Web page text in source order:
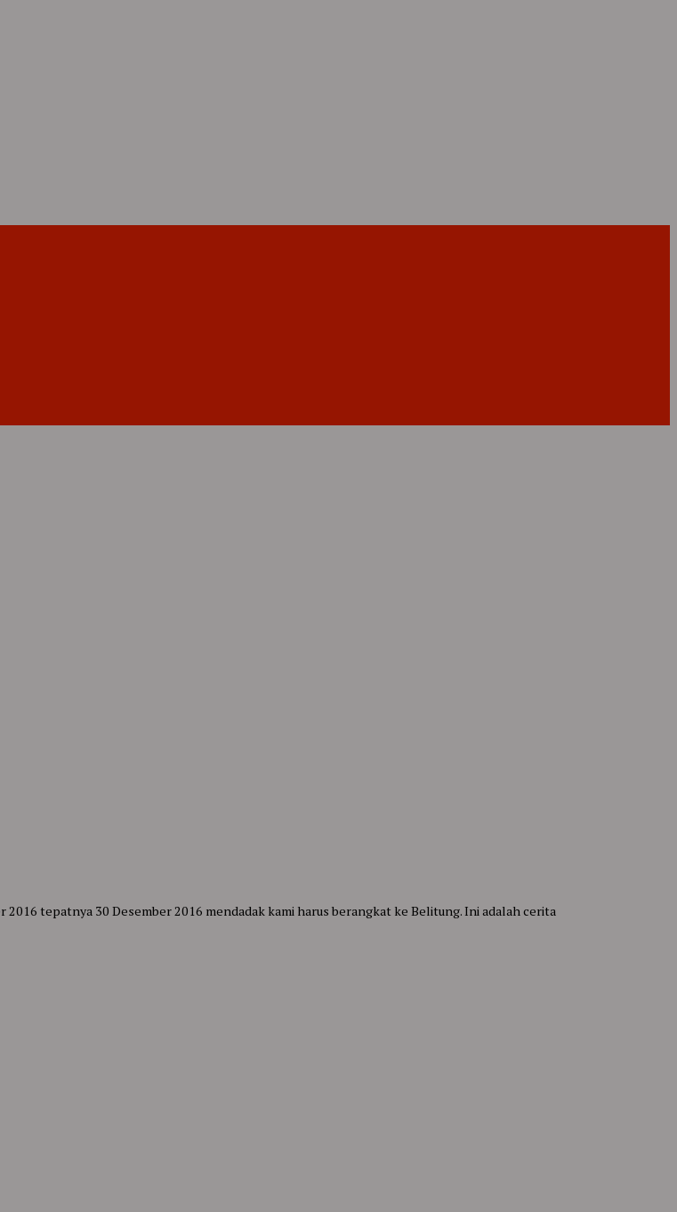
tepatnya 30 Desember 2016 mendadak kami harus berangkat ke Belitung. Ini adalah cerita